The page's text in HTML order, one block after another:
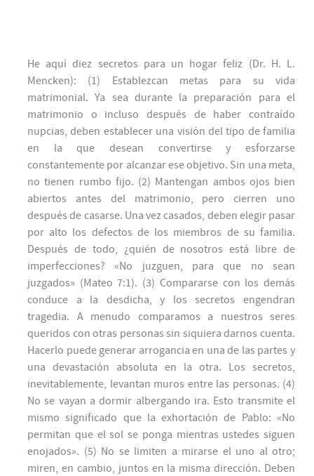
He aquí diez secretos para un hogar feliz (Dr. H. L.
Mencken): (1) Establezcan metas para su vida
matrimonial. Ya sea durante la preparación para el
matrimonio o incluso después de haber contraído
nupcias, deben establecer una visión del tipo de familia
en la que desean convertirse y esforzarse
constantemente por alcanzar ese objetivo. Sin una meta,
no tienen rumbo fijo. (2) Mantengan ambos ojos bien
abiertos antes del matrimonio, pero cierren uno
después de casarse. Una vez casados, deben elegir pasar
por alto los defectos de los miembros de su familia.
Después de todo, ¿quién de nosotros está libre de
imperfecciones? «No juzguen, para que no sean
juzgados» (Mateo 7:1). (3) Compararse con los demás
conduce a la desdicha, y los secretos engendran
tragedia. A menudo comparamos a nuestros seres
queridos con otras personas sin siquiera darnos cuenta.
Hacerlo puede generar arrogancia en una de las partes y
una devastación absoluta en la otra. Los secretos,
inevitablemente, levantan muros entre las personas. (4)
No se vayan a dormir albergando ira. Esto transmite el
mismo significado que la exhortación de Pablo: «No
permitan que el sol se ponga mientras ustedes siguen
enojados». (5) No se limiten a mirarse el uno al otro;
miren, en cambio, juntos en la misma dirección. Deben